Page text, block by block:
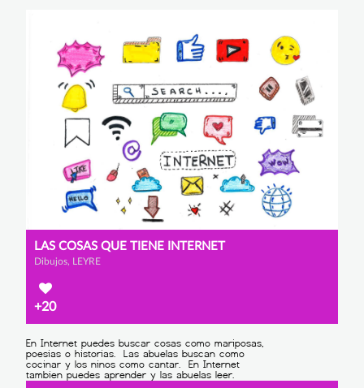
LAS COSAS QUE TIENE INTERNET
Dibujos, LEYRE
+20